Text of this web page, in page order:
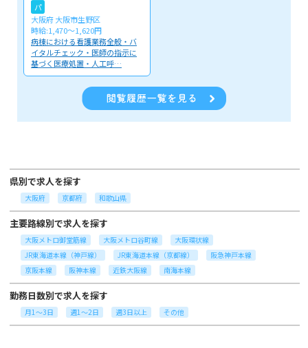
パ
大阪府 大阪市生野区
時給:1,470～1,620円
病棟における看護業務全般・バ
イタルチェック・医師の指示に
基づく医療処置・人工呼…
県別で求人を探す
大阪府 京都府 和歌山県
主要路線別で求人を探す
大阪メトロ御堂筋線 大阪メトロ谷町線
大阪環状線
JR東海道本線（神戸線）
JR東海道本線（京都線）
阪急神戸本線
京阪本線
阪神本線 近鉄大阪線 南海本線
勤務日数別で求人を探す
月1～3日 週1～2日 週3日以上 その他